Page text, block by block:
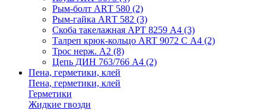
Рым-болт АRТ 580 (2)
Рым-гайка АRТ 582 (3)
Скоба такелажная АРТ 8259 А4 (3)
Талреп крюк-кольцо ART 9072 С A4 (2)
Трос нерж. А2 (8)
Цепь ДИН 763/766 А4 (2)
Пена, герметики, клей
Пена, герметики, клей
Герметики
Жидкие гвозди